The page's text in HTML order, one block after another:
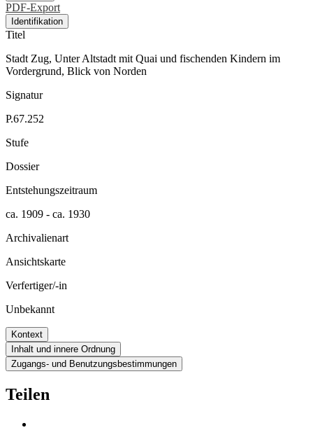
PDF-Export
Identifikation
Titel
Stadt Zug, Unter Altstadt mit Quai und fischenden Kindern im
Vordergrund, Blick von Norden
Signatur
P.67.252
Stufe
Dossier
Entstehungszeitraum
ca. 1909 - ca. 1930
Archivalienart
Ansichtskarte
Verfertiger/-in
Unbekannt
Kontext
Inhalt und innere Ordnung
Zugangs- und Benutzungsbestimmungen
Teilen